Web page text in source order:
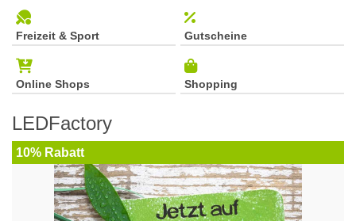
Freizeit & Sport Gutscheine
Online Shops Shopping
LEDFactory
10% Rabatt